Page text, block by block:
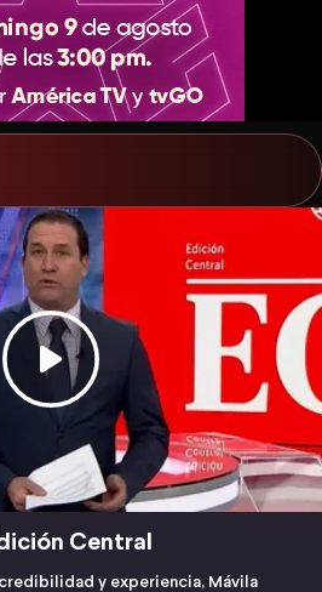
Central
y experiencia, Mávila